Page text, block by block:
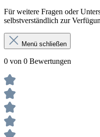
Für weitere Fragen oder
selbstverständlich zur
Menü schließen
0 von 0 Bewertungen